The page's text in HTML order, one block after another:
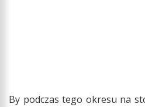
By podczas tego okresu na